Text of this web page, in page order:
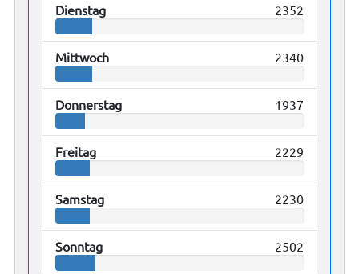
Dienstag 2352
Mittwoch 2340
Donnerstag 1937
Freitag 2229
Samstag 2230
Sonntag 2502